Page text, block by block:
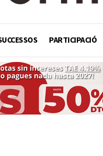
PARTICIPACIÓ